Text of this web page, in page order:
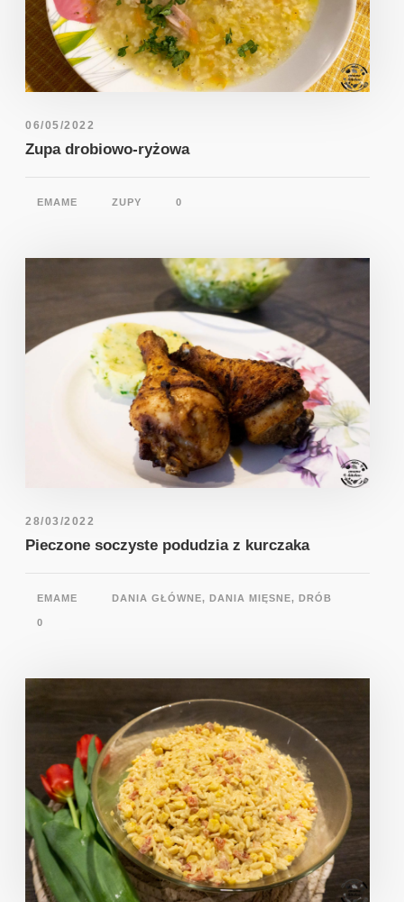
06/05/2022
Zupa drobiowo-ryżowa
EMAME ZUPY 0
28/03/2022
Pieczone soczyste podudzia z kurczaka
EMAME DANIA GŁÓWNE, DANIA MIĘSNE, DRÓB
0